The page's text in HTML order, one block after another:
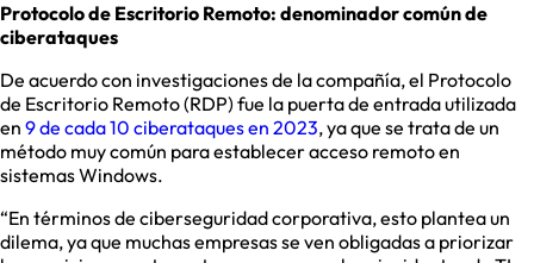
Protocolo de Escritorio Remoto: denominador común de
ciberataques
De acuerdo con investigaciones de la compañía, el Protocolo
de Escritorio Remoto (RDP) fue la puerta de entrada utilizada
en 9 de cada 10 ciberataques en 2023, ya que se trata de un
método muy común para establecer acceso remoto en
sistemas Windows.
“En términos de ciberseguridad corporativa, esto plantea un
dilema, ya que muchas empresas se ven obligadas a priorizar